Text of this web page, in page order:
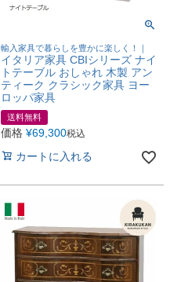
輸入家具で暮らしを豊かに楽しく！｜
イタリア家具 CBIシリーズ ナイ
トテーブル おしゃれ 木製 アン
ティーク クラシック家具 ヨー
ロッパ家具
送料無料
価格 ¥69,300税込
カートに入れる